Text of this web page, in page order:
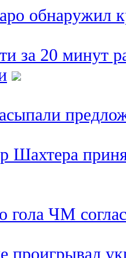
обнаружил
за 20 минут
Шахтера
гола ЧМ
проигрывал